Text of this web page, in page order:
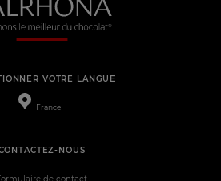
VOTRE LANGUE
France
NOUS
de contact